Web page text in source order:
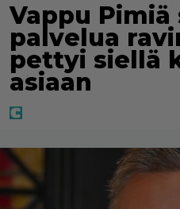
Vappu Pimiä
palvelua
pettyi siellä
asiaan